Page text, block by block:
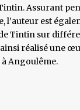
Assurant
est
Tintin sur
réalisé une
à Angoulême.